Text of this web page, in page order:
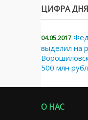
ЦИФРА ДНЯ
04.05.2017
выделил на
500 млн
О НАС